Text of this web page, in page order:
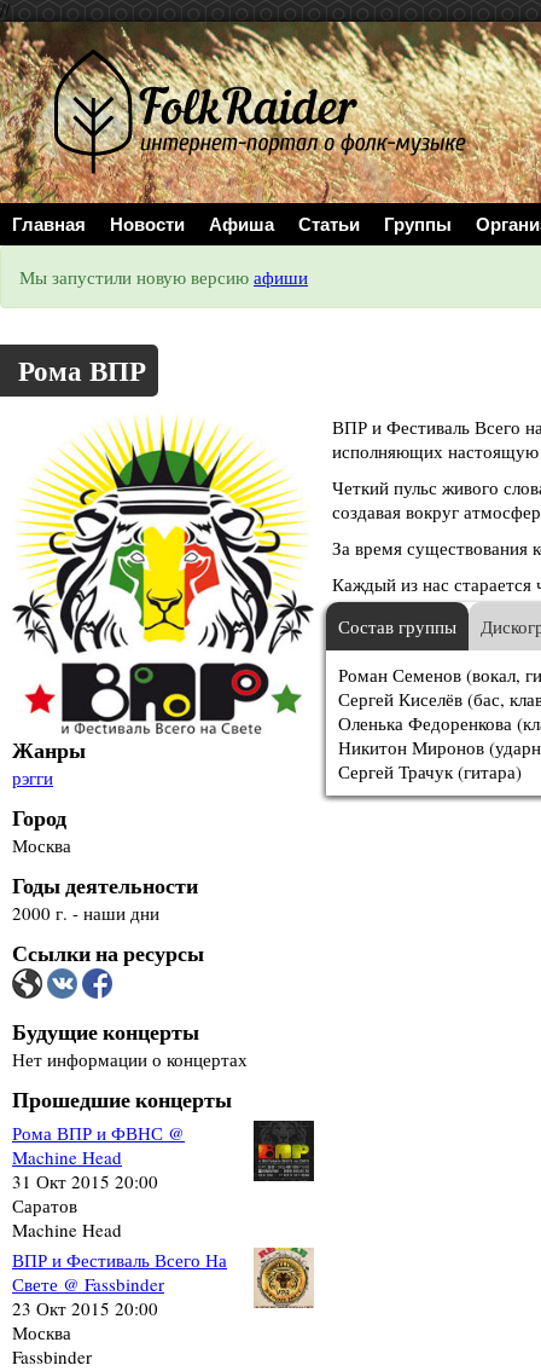
//
Главная Новости Афиша Статьи Группы
Мы запустили новую версию афиши
Рома ВПР
Жанры
рэгги
Город
Москва
Годы деятельности
2000 г. - наши дни
Ссылки на ресурсы
Будущие концерты
Нет информации о концертах
Прошедшие концерты
Рома ВПР и ФВНС @
Machine Head
31 Окт 2015 20:00
Саратов
Machine Head
ВПР и Фестиваль Всего На
Свете @ Fassbinder
23 Окт 2015 20:00
Москва
Fassbinder
ВПР и Фестиваль Всего
исполняющих настоящую
Четкий пульс живого
создавая вокруг
За время существования
Каждый из нас старается
Состав группы
Роман Семенов (вокал,
Сергей Киселёв (бас,
Оленька Федоренкова
Никитон Миронов
Сергей Трачук (гитара)